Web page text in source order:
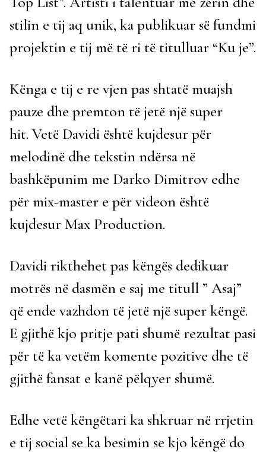
stilin e tij aq unik, ka publikuar së fundmi
projektin e tij më të ri të titulluar “Ku je”.
Kënga e tij e re vjen pas shtatë muajsh
pauze dhe premton të jetë një super
hit. Vetë Davidi është kujdesur për
melodinë dhe tekstin ndërsa në
bashkëpunim me Darko Dimitrov edhe
për mix-master e për videon është
kujdesur Max Production.
Davidi rikthehet pas këngës dedikuar
motrës në dasmën e saj me titull ” Asaj”
që ende vazhdon të jetë një super këngë.
E gjithë kjo pritje pati shumë rezultat pasi
për të ka vetëm komente pozitive dhe të
gjithë fansat e kanë pëlqyer shumë.
Edhe vetë këngëtari ka shkruar në rrjetin
e tij social se ka besimin se kjo këngë do